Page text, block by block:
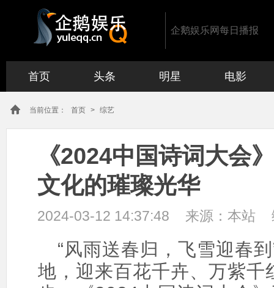
企鹅娱乐网每日播报
首页 头条 明星 电影
当前位置： 首页 > 综艺
《2024中国诗词大会
文化的璀璨光华
2024-03-12 14:37:48 来源： 本站
“风雨送春归，飞雪迎春
地，迎来百花千卉、万紫